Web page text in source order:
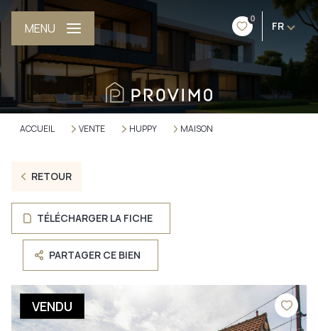
0
FR
MENU
ACCUEIL VENTE HUPPY MAISON
RETOUR
TÉLÉCHARGER LA FICHE
PARTAGER CE BIEN
VENDU